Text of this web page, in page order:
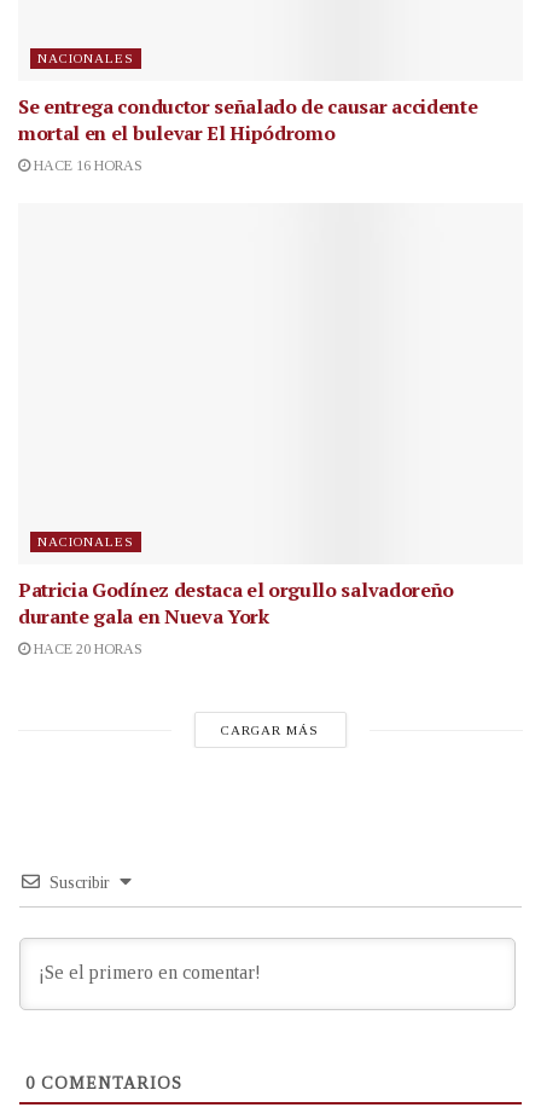
NACIONALES
Se entrega conductor señalado de causar accidente
mortal en el bulevar El Hipódromo
HACE 16 HORAS
NACIONALES
Patricia Godínez destaca el orgullo salvadoreño
durante gala en Nueva York
HACE 20 HORAS
CARGAR MÁS
Suscribir
0 COMENTARIOS